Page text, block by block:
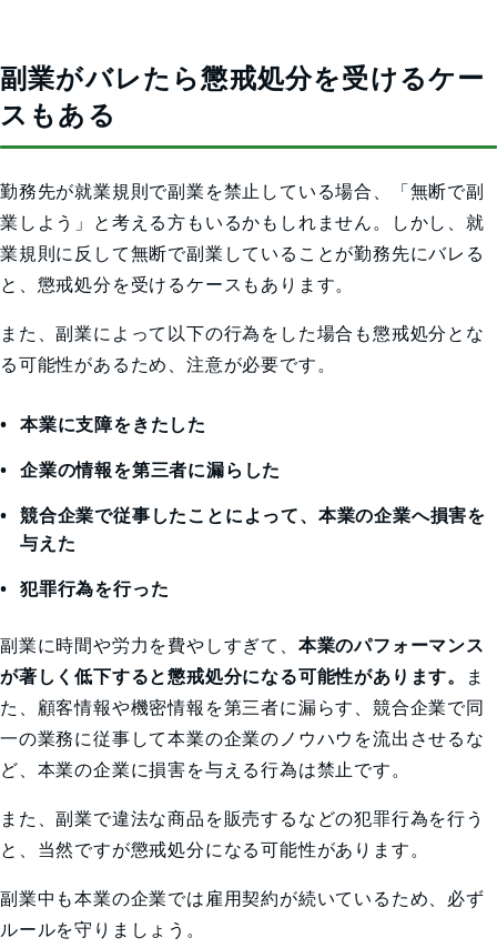
副業がバレたら懲戒処分を受けるケー
スもある
勤務先が就業規則で副業を禁止している場合、「無断で副
業しよう」と考える方もいるかもしれません。しかし、就
業規則に反して無断で副業していることが勤務先にバレる
と、懲戒処分を受けるケースもあります。
また、副業によって以下の行為をした場合も懲戒処分とな
る可能性があるため、注意が必要です。
本業に支障をきたした
企業の情報を第三者に漏らした
競合企業で従事したことによって、本業の企業へ損害を
与えた
犯罪行為を行った
副業に時間や労力を費やしすぎて、 本業のパフォーマンス
が著しく低下すると懲戒処分になる可能性があります。
ま
た、顧客情報や機密情報を第三者に漏らす、競合企業で同
一の業務に従事して本業の企業のノウハウを流出させるな
ど、本業の企業に損害を与える行為は禁止です。
また、副業で違法な商品を販売するなどの犯罪行為を行う
と、当然ですが懲戒処分になる可能性があります。
副業中も本業の企業では雇用契約が続いているため、必ず
ルールを守りましょう。